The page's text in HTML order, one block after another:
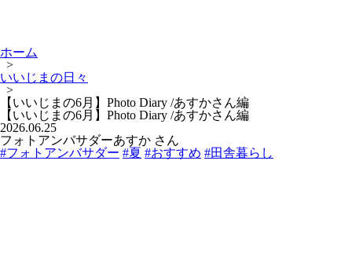
ホーム
>
いいじまの日々
>
【いいじまの6月】Photo Diary /あすかさん編
【いいじまの6月】Photo Diary /あすかさん編
2026.06.25
フォトアンバサダーあすか さん
#フォトアンバサダー #夏 #おすすめ #田舎暮らし